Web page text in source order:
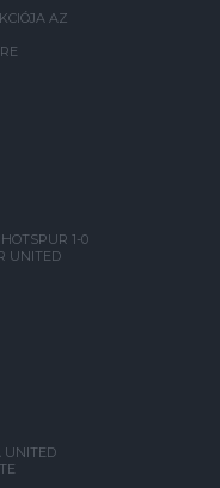
AZ
1-0
UNITED
UNITED